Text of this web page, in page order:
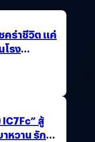
คร่าชีวิต แค่
โรง
สู้
หวาน รักษา